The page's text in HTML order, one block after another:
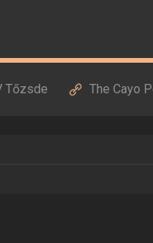
Tőzsde The Cayo